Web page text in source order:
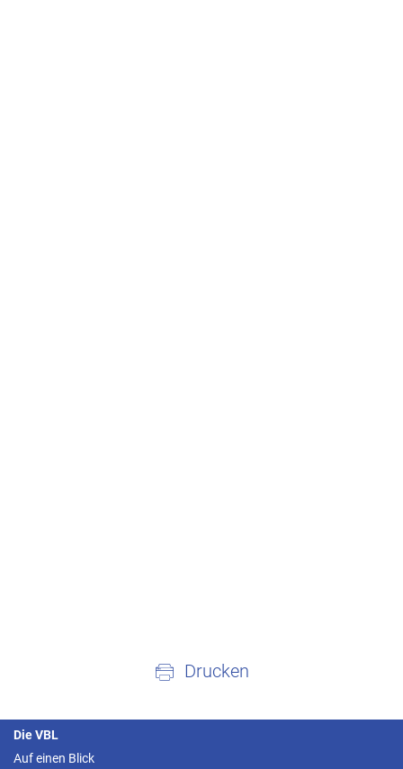
Drucken
Die VBL
Auf einen Blick